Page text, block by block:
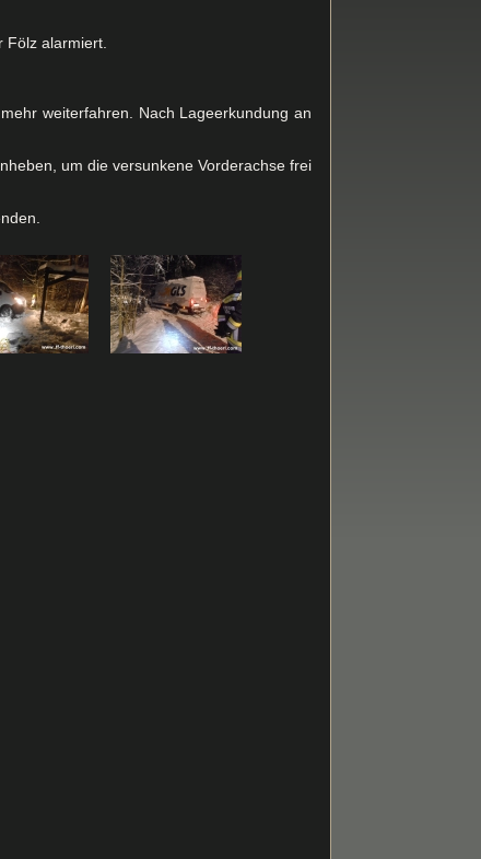
alarmiert.
weiterfahren. Nach Lageerkundung an
um die versunkene Vorderachse frei